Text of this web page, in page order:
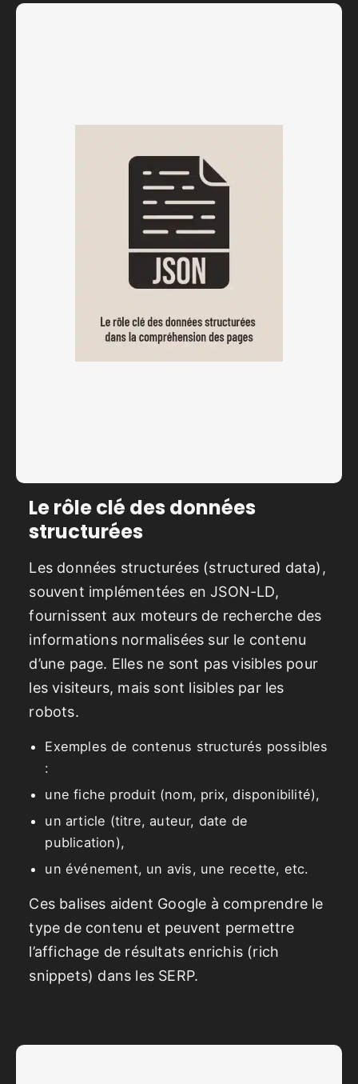
Le rôle clé des données
structurées
Les données structurées (structured data),
souvent implémentées en JSON-LD,
fournissent aux moteurs de recherche des
informations normalisées sur le contenu
d’une page. Elles ne sont pas visibles pour
les visiteurs, mais sont lisibles par les
robots.
Exemples de contenus structurés possibles
:
une fiche produit (nom, prix, disponibilité),
un article (titre, auteur, date de
publication),
un événement, un avis, une recette, etc.
Ces balises aident Google à comprendre le
type de contenu et peuvent permettre
l’affichage de résultats enrichis (rich
snippets) dans les SERP.